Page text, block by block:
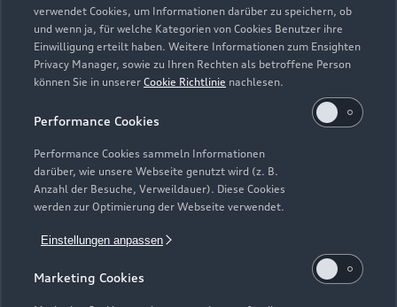
verwendet Cookies, um Informationen darüber zu speichern, ob
und wenn ja, für welche Kategorien von Cookies Benutzer ihre
Einwilligung erteilt haben. Weitere Informationen zum Ensighten
Privacy Manager, sowie zu Ihren Rechten als betroffene Person
können Sie in unserer Cookie Richtlinie nachlesen.
Performance Cookies
Performance Cookies sammeln Informationen
darüber, wie unsere Webseite genutzt wird (z. B.
Anzahl der Besuche, Verweildauer). Diese Cookies
werden zur Optimierung der Webseite verwendet.
Einstellungen anpassen
Marketing Cookies
Modelle
Elektromodelle
Plug-in-Hybride
Neuwagensuche
Gebrauchtwagensuche
Service & Zubehör
Saisonale Angebote
Audi Services
Garantie
Support
Über Audi